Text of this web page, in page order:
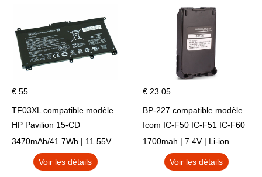
€ 55
TF03XL compatible modèle
HP Pavilion 15-CD
3470mAh/41.7Wh | 11.55V | Li-ion ...
Voir les détails
€ 23.05
BP-227 compatible modèle
Icom IC-F50 IC-F51 IC-F60
IC-F61 IC-M87
1700mah | 7.4V | Li-ion ...
Voir les détails